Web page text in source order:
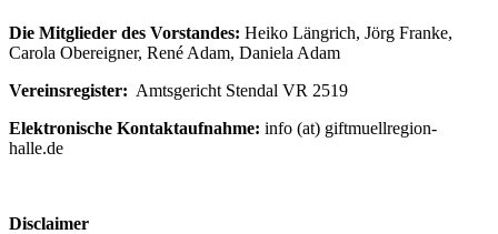
Die Mitglieder des Vorstandes: Heiko Längrich, Jörg Franke,
Carola Obereigner, René Adam, Daniela Adam
Vereinsregister: Amtsgericht Stendal VR 2519
Elektronische Kontaktaufnahme: info (at) giftmuellregion-
halle.de
Disclaimer